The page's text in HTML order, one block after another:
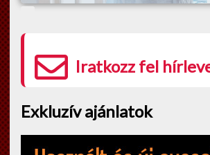
Iratkozz fel
Exkluzív ajánlatok